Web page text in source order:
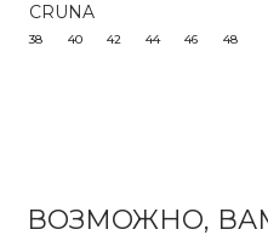
CRUNA
38 40 42 44 46 48
ВОЗМОЖНО,